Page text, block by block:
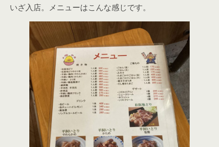
いざ入店。メニューはこんな感じです。